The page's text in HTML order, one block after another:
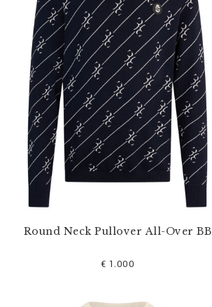
Round Neck Pullover All-Over BB
€ 1.000